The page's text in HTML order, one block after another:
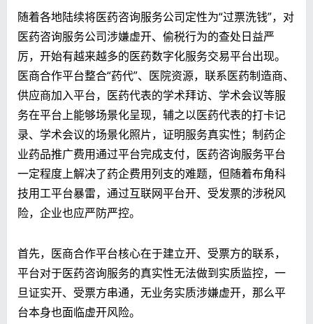
随着各地陆续将医药咨询服务公司定性为“过票洗钱”，对
医药咨询服务公司涉嫌虚开、偷税行为的查处日益严
厉，开始有越来越多的医药数字化服务交易平台出现。
医商合作平台整合“药代”、医院资源，联系医药制造商、
供应商加入平台，医药代表的学术拜访、学术会议等服
务在平台上能够场景化呈现，辅之以医药代表的打卡记
录、学术会议的场景化照片，证明服务真实性；制药企
业药品推广费用通过平台完成支付，医药咨询服务平台
一定程度上解决了药企费用列支的难题，但随着布角科
技用工平台暴雷，通过互联网平台开、受发票的涉税风
险，企业也应严防严控。
首先，医商合作平台核心在于建立开、受票方的联系，
平台对于医药咨询服务的真实性无法做到实质监控，一
旦证实开、受票方串通，无业务实质涉嫌虚开，那么平
台本身也面临虚开风险。